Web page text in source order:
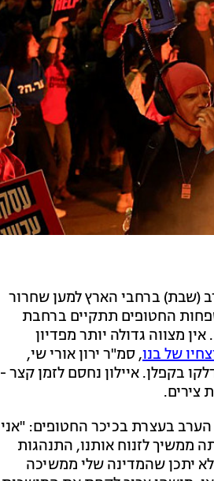
(שבת) ברחבי הארץ למען שחרור
מטה משפחות החטופים תתקיים ברחבת
מצווה גדולה יותר מפדיון
של בנו, סמ"ר ירון אורי שי,
בקפלן. איילון נחסם לזמן קצר -
בעצרת בכיכר החטופים: "אני
שלי - זנחת אותנו ב-7 באוקטובר ואתה ממשיך לזנוח אותנו, התנהגות
יתכן שהמדינה שלי ממשיכה